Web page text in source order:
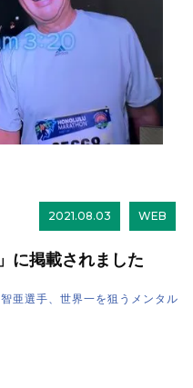
2021.08.03 WEB
に掲載されました
亜選手、世界一を狙うメンタル